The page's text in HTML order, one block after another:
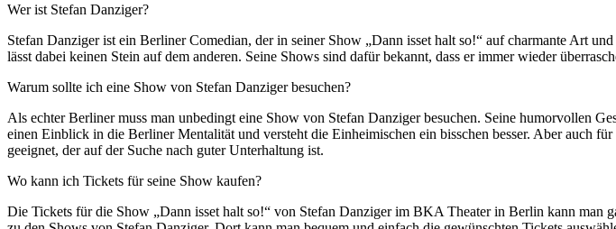
Wer ist Stefan Danziger?
Stefan Danziger ist ein Berliner Comedian, der in seiner Show „Dann isset halt so!“ auf charmante Art
lässt dabei keinen Stein auf dem anderen. Seine Shows sind dafür bekannt, dass er immer wieder
Warum sollte ich eine Show von Stefan Danziger besuchen?
Als echter Berliner muss man unbedingt eine Show von Stefan Danziger besuchen. Seine humorvollen
einen Einblick in die Berliner Mentalität und versteht die Einheimischen ein bisschen besser. Aber auch
geeignet, der auf der Suche nach guter Unterhaltung ist.
Wo kann ich Tickets für seine Show kaufen?
Die Tickets für die Show „Dann isset halt so!“ von Stefan Danziger im BKA Theater in Berlin kann